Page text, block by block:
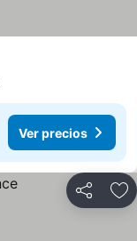
Ver precios
Compartir